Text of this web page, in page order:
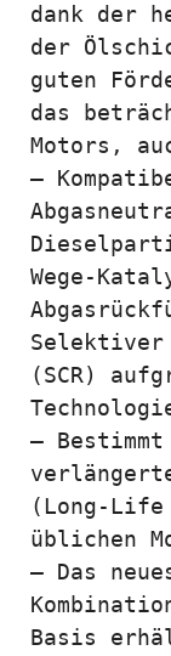
dank der
der
guten
das
Motors,
–
Wege-
Selektiver
(SCR)
–
(Long-
üblichen
– Das
Basis